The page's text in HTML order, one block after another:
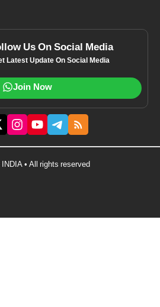
Us On Social Media
Latest Update On Social Media
Join Now
• All rights reserved